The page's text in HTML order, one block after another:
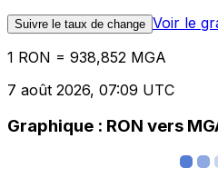
Suivre le taux de change Voir le
1 RON = 938,852 MGA
7 août 2026, 07:09 UTC
Graphique : RON vers